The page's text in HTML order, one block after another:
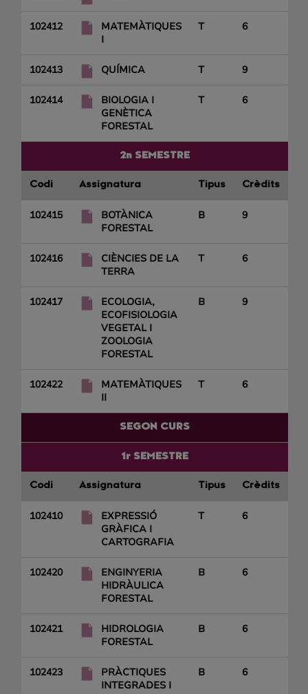
102412
MATEMÀTIQUES
I
T 6
102413 QUÍMICA T 9
102414
BIOLOGIA I
GENÈTICA
FORESTAL
T 6
2n SEMESTRE
Codi Assignatura Tipus Crèdits
102415
BOTÀNICA
FORESTAL
B 9
102416
CIÈNCIES DE LA
TERRA
T 6
102417
ECOLOGIA,
ECOFISIOLOGIA
VEGETAL I
ZOOLOGIA
FORESTAL
B 9
102422
MATEMÀTIQUES
II
T 6
SEGON CURS
1r SEMESTRE
Codi Assignatura Tipus Crèdits
102410
EXPRESSIÓ
GRÀFICA I
CARTOGRAFIA
T 6
102420
ENGINYERIA
HIDRÀULICA
FORESTAL
B 6
102421
HIDROLOGIA
FORESTAL
B 6
102423
PRÀCTIQUES
INTEGRADES I
B 6